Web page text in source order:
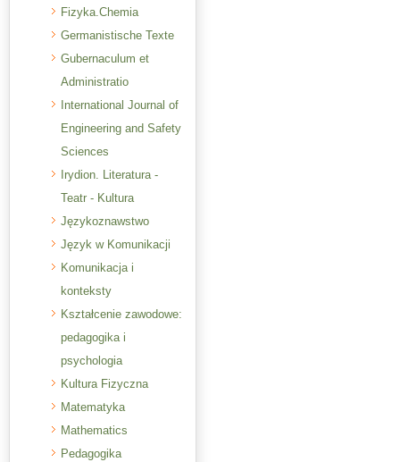
Fizyka.Chemia
Germanistische Texte
Gubernaculum et
Administratio
International Journal of
Engineering and Safety
Sciences
Irydion. Literatura -
Teatr - Kultura
Językoznawstwo
Język w Komunikacji
Komunikacja i
konteksty
Kształcenie zawodowe:
pedagogika i
psychologia
Kultura Fizyczna
Matematyka
Mathematics
Pedagogika